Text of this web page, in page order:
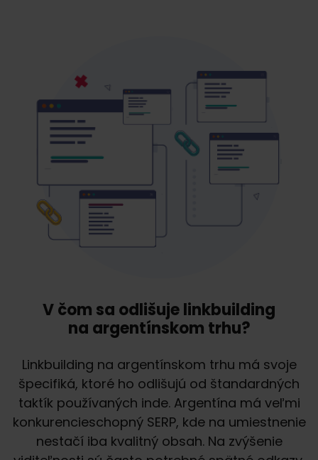
V čom sa odlišuje linkbuilding
na argentínskom trhu?
Linkbuilding na argentínskom trhu má svoje
špecifiká, ktoré ho odlišujú od štandardných
taktík používaných inde. Argentína má veľmi
konkurencieschopný SERP, kde na umiestnenie
nestačí iba kvalitný obsah. Na zvýšenie